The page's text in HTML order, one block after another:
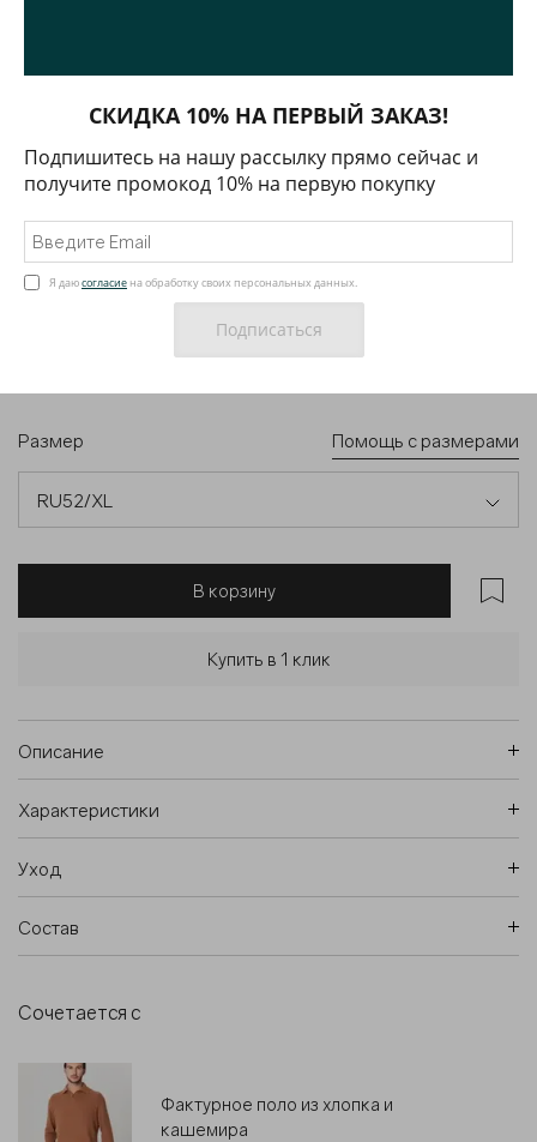
БРЮКИ ИЗ ШЕРСТИ ТЕМНО-СИНЕГО ЦВЕТА
Размер Помощь с размерами
RU52/XL
8 820 ₽ 14 700 ₽
арт.01TTR00208
В корзину
Купить в 1 клик
Описание
Характеристики
Уход
Состав
Сочетается с
Фактурное поло из хлопка и
кашемира
СКИДКА 10% НА ПЕРВЫЙ ЗАКАЗ!
Подпишитесь на нашу рассылку прямо сейчас и
получите промокод 10% на первую покупку
Я даюсогласие на обработку своих персональных данных.